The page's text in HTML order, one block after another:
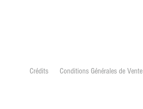
Crédits Conditions Générales de Vente